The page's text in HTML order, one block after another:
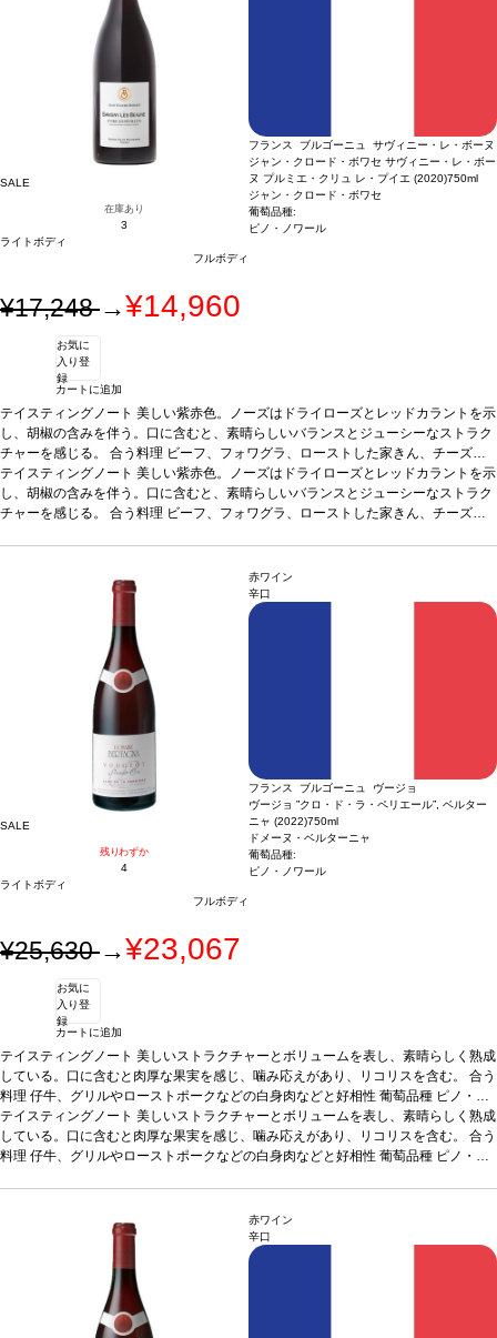
SALE
在庫あり
3
ライトボディ
フルボディ
フランス ブルゴーニュ サヴィニー・レ・ボーヌ
ジャン・クロード・ボワセ サヴィニー・レ・ボー
ヌ プルミエ・クリュ レ・プイエ (2020)750ml
ジャン・クロード・ボワセ
葡萄品種:
ピノ・ノワール
¥17,248→¥14,960
お気に
入り登
録
カートに追加
テイスティングノート 美しい紫赤色。ノーズはドライローズとレッドカラントを示
し、胡椒の含みを伴う。口に含むと、素晴らしいバランスとジューシーなストラク
チャーを感じる。 合う料理 ビーフ、フォワグラ、ローストした家きん、チーズ
（シャウルス、ブリー・ド・モー、トム・ド・サヴォワ、ルブロション・ド・サヴ
ォワ、カンタル、モン・ドール、エポワス）などと好相性葡萄品種ピノ・ノワー
ル*本ヴィンテージが在庫切れの場合、在庫があり価格が同様の場合は自動的に次
テイスティングノート 美しい紫赤色。ノーズはドライローズとレッドカラントを示
し、胡椒の含みを伴う。口に含むと、素晴らしいバランスとジューシーなストラク
チャーを感じる。 合う料理 ビーフ、フォワグラ、ローストした家きん、チーズ
*本ヴィンテージが在庫切れの場合、在庫があり価格が同様の場合は自動的に次
のヴィンテージに変更されます、ご了承ください。
SALE
残りわずか
4
ライトボディ
フルボディ
赤ワイン
辛口
フランス ブルゴーニュ ヴージョ
ヴージョ ”クロ・ド・ラ・ペリエール”, ベルター
ニャ (2022)750ml
ドメーヌ・ベルターニャ
葡萄品種:
ピノ・ノワール
¥25,630→¥23,067
お気に
入り登
録
カートに追加
テイスティングノート 美しいストラクチャーとボリュームを表し、素晴らしく熟成
している。口に含むと肉厚な果実を感じ、噛み応えがあり、リコリスを含む。 合う
料理 仔牛、グリルやローストポークなどの白身肉などと好相性 葡萄品種 ピノ・ノ
ワール*本ヴィンテージが在庫切れの場合、在庫があり価格が同様の場合は自動的
に次のヴィンテージに変更されます、ご了承ください。
テイスティングノート 美しいストラクチャーとボリュームを表し、素晴らしく熟成
している。口に含むと肉厚な果実を感じ、噛み応えがあり、リコリスを含む。 合う
料理 仔牛、グリルやローストポークなどの白身肉などと好相性 葡萄品種 ピノ・ノ
赤ワイン
辛口